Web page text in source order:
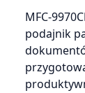
MFC-
podajnik